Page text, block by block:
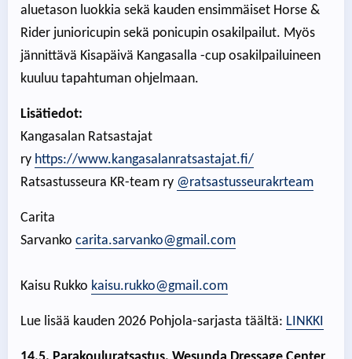
aluetason luokkia sekä kauden ensimmäiset Horse &
Rider junioricupin sekä ponicupin osakilpailut. Myös
jännittävä Kisapäivä Kangasalla -cup osakilpailuineen
kuuluu tapahtuman ohjelmaan.
Lisätiedot:
Kangasalan Ratsastajat
ry https://www.kangasalanratsastajat.fi/
Ratsastusseura KR-team ry @ratsastusseurakrteam
Carita
Sarvanko carita.sarvanko@gmail.com
Kaisu Rukko kaisu.rukko@gmail.com
Lue lisää kauden 2026 Pohjola-sarjasta täältä: LINKKI